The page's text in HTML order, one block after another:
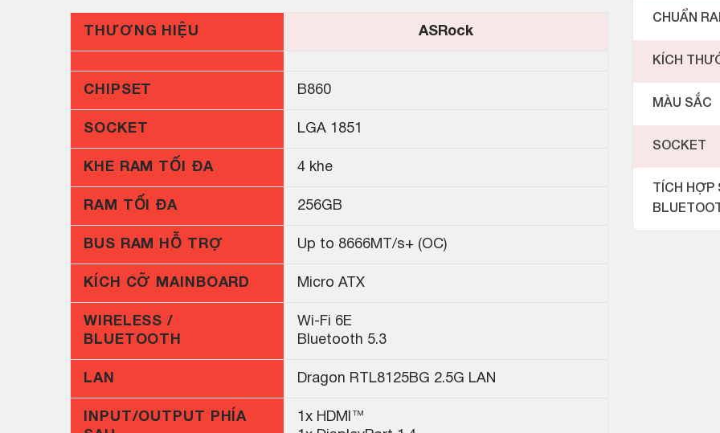
THƯƠNG HIỆU ASRock
CHIPSET B860
SOCKET LGA 1851
KHE RAM TỐI ĐA 4 khe
RAM TỐI ĐA 256GB
BUS RAM HỖ TRỢ Up to 8666MT/s+ (OC)
KÍCH CỠ MAINBOARD Micro ATX
WIRELESS /
BLUETOOTH
Wi-Fi 6E
Bluetooth 5.3
LAN Dragon RTL8125BG 2.5G LAN
INPUT/OUTPUT PHÍA
1x HDMI™
CHUẨN
KÍCH
MÀU SẮC
SOCKET
TÍCH HỢP